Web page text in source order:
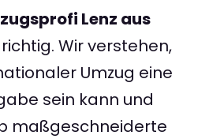
Lenz aus
Wir verstehen,
Umzug eine
sein kann und
maßgeschneiderte